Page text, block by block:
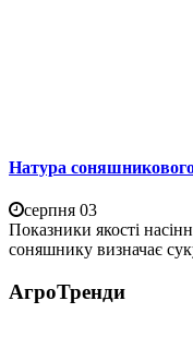
Натура соняшникового
серпня 03
Показники якості
соняшнику визначає
АгроТренди